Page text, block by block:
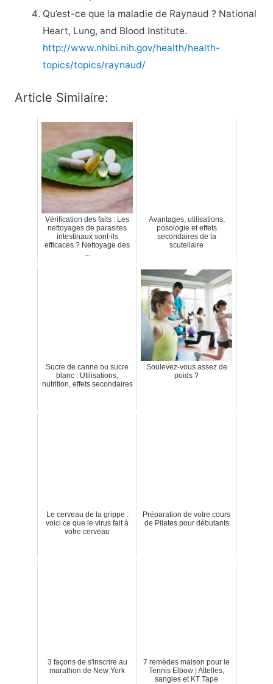
Qu’est-ce que la maladie de Raynaud ? National
Heart, Lung, and Blood Institute.
http://www.nhlbi.nih.gov/health/health-
topics/topics/raynaud/
Article Similaire:
Vérification des faits : Les
nettoyages de parasites
intestinaux sont-ils
efficaces ? Nettoyage des
...
Avantages, utilisations,
posologie et effets
secondaires de la
scutellaire
Sucre de canne ou sucre
blanc : Utilisations,
nutrition, effets secondaires
Soulevez-vous assez de
poids ?
Le cerveau de la grippe :
voici ce que le virus fait à
votre cerveau
Préparation de votre cours
de Pilates pour débutants
3 façons de s'inscrire au
marathon de New York
7 remèdes maison pour le
Tennis Elbow | Attelles,
sangles et KT Tape